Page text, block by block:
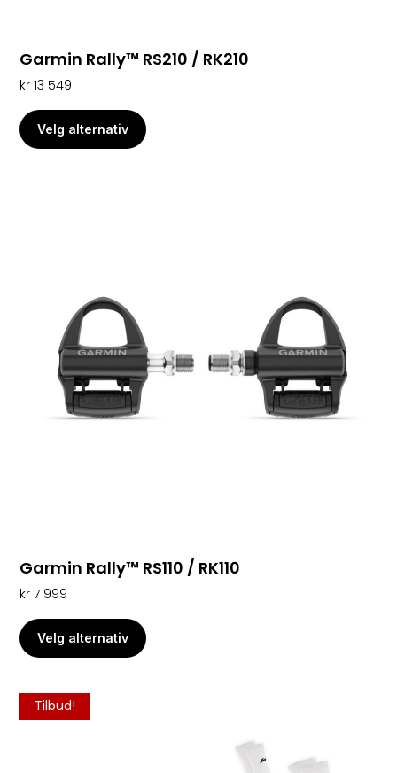
Garmin Rally™ RS210 / RK210
kr 13 549
Velg alternativ
Garmin Rally™ RS110 / RK110
kr 7 999
Velg alternativ
Tilbud!